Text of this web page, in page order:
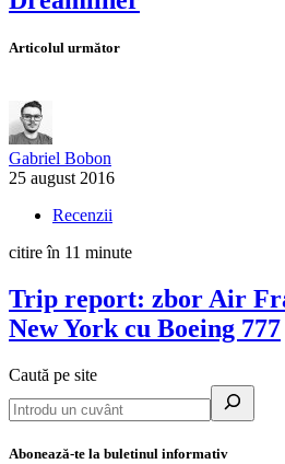
Articolul următor
Gabriel Bobon
25 august 2016
Recenzii
citire în 11 minute
Trip report: zbor Air
New York cu Boeing 777
Caută pe site
Abonează-te la buletinul informativ